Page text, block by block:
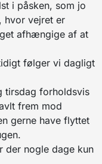
i påsken, som jo
hvor vejret er
afhængige af at
følger vi dagligt
tirsdag forholdsvis
frem mod
gerne have flyttet
der nogle dage kun